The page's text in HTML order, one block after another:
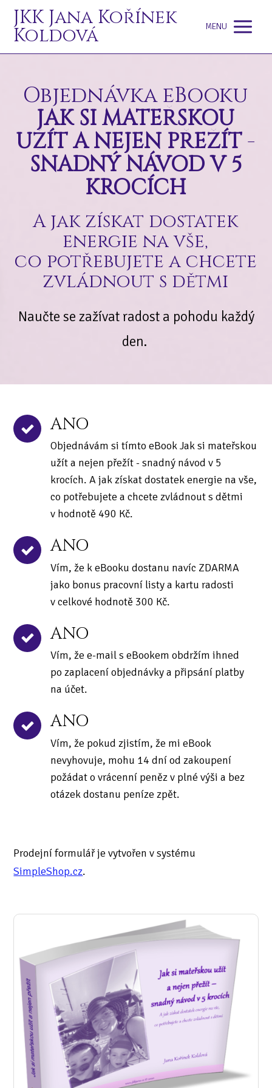
JKK Jana Kořínek
Koldová MENU
Objednávka eBooku
JAK SI MATEŘSKOU
UŽÍT A NEJEN PŘEŽÍT-
SNADNÝ NÁVOD V 5
KROCÍCH
A jak získat dostatek
energie na vše,
co potřebujete a chcete
zvládnout s dětmi
Naučte se zažívat radost a pohodu každý
den.
ANO
Objednávám si tímto eBook Jak si mateřskou
užít a nejen přežít - snadný návod v 5
krocích. A jak získat dostatek energie na vše,
co potřebujete a chcete zvládnout s dětmi
v hodnotě 490 Kč.
ANO
Vím, že k eBooku dostanu navíc ZDARMA
jako bonus pracovní listy a kartu radosti
v celkové hodnotě 300 Kč.
ANO
Vím, že e-mail s eBookem obdržím ihned
po zaplacení objednávky a připsání platby
na účet.
ANO
Vím, že pokud zjistím, že mi eBook
nevyhovuje, mohu 14 dní od zakoupení
požádat o vrácenní peněz v plné výši a bez
otázek dostanu peníze zpět.
Prodejní formulář je vytvořen v systému
SimpleShop.cz.